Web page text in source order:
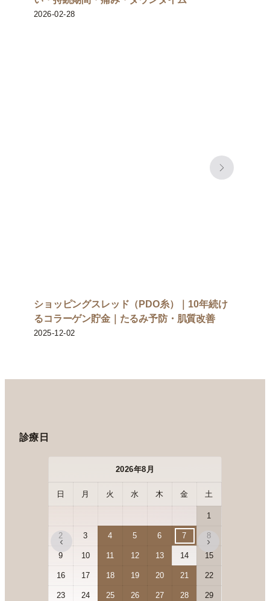
2026-02-28
ショッピングスレッド（PDO糸）｜10年続け
るコラーゲン貯金｜たるみ予防・肌質改善
2025-12-02
診療日
‹
2026年8月
日 月 火 水 木 金 土
1
2 3 4 5 6 7 8
9 10 11 12 13 14 15
16 17 18 19 20 21 22
23 24 25 26 27 28 29
›